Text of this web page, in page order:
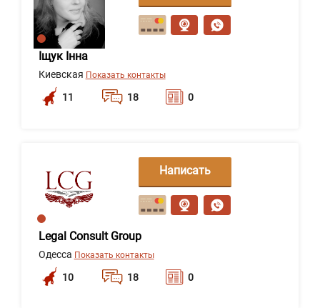
Іщук Інна
Киевская Показать контакты
11 18 0
сообщение
Legal Consult Group
Одесса Показать контакты
10 18 0
Написать
сообщение